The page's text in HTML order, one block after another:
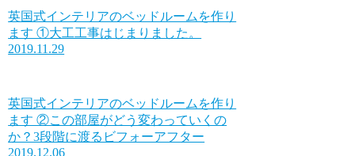
英国式インテリアのベッドルームを作り
ます ①大工工事はじまりました。
2019.11.29
英国式インテリアのベッドルームを作り
ます ②この部屋がどう変わっていくの
か？3段階に渡るビフォーアフター
2019.12.06